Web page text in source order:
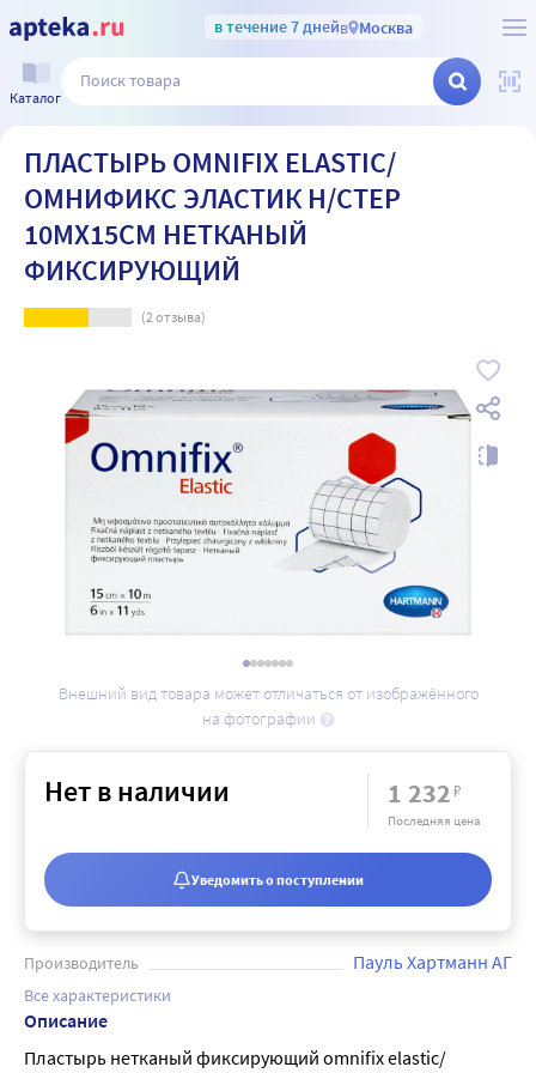
в течение 7 днейв Москва
Каталог
ПЛАСТЫРЬ OMNIFIX ELASTIC/
ОМНИФИКС ЭЛАСТИК Н/СТЕР
10МX15СМ НЕТКАНЫЙ
ФИКСИРУЮЩИЙ
(2отзыва)
Внешний вид товара может отличаться от изображённого
на фотографии
Производитель Пауль Хартманн АГ
Все характеристики
Описание
Пластырь нетканый фиксирующий omnifix elastic/
Нет в наличии 1 232₽
Последняя цена
Уведомить о поступлении